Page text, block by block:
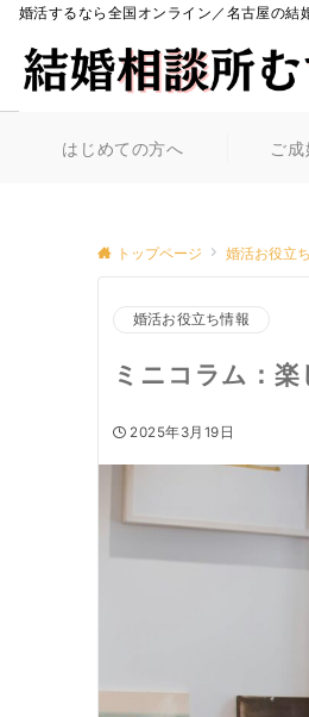
婚活するなら全国オンライン／名古屋の結
はじめての方へ ご
トップページ 婚活お役立
婚活お役立ち情報
ミニコラム：
2025年3月19日